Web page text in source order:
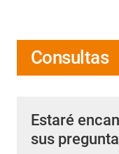
Consultas
Estaré
sus